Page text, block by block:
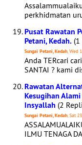
perkhidmatan
Pusat Rawatan
Petani, Kedah.
Sungai Petani, Kedah, Wed
Anda TERcari
SANTAI ? kami
Rawatan
Kesugihan
Insyallah (2
Sungai Petani, Kedah, Sat
ILMU TENAGA